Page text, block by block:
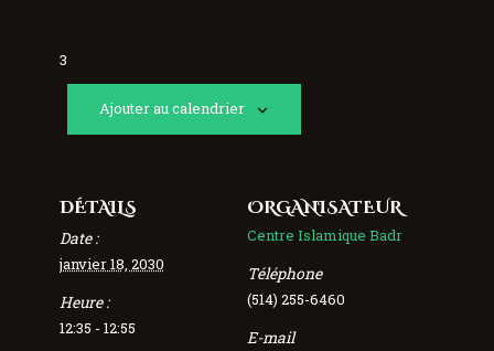
3
Ajouter au calendrier
DÉTAILS
Date :
janvier 18, 2030
Heure :
12:35 - 12:55
ORGANISATEUR
Centre Islamique Badr
Téléphone
(514) 255-6460
E-mail